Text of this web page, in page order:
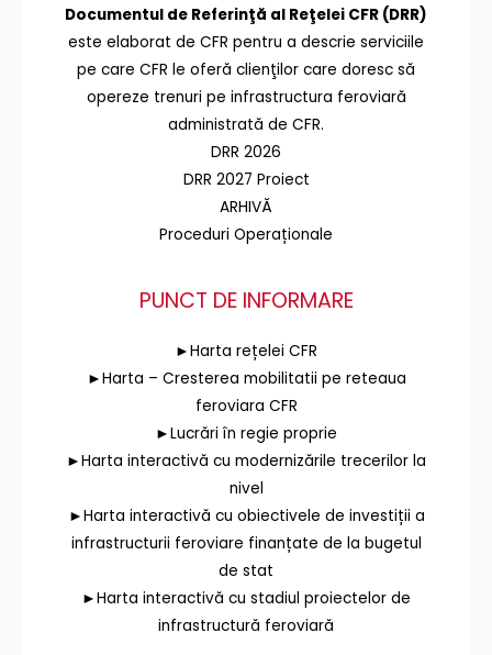
Documentul de Referinţă al Reţelei CFR (DRR)
este elaborat de CFR pentru a descrie serviciile
pe care CFR le oferă clienţilor care doresc să
opereze trenuri pe infrastructura feroviară
administrată de CFR.
DRR 2026
DRR 2027 Proiect
ARHIVĂ
Proceduri Operaționale
PUNCT DE INFORMARE
►Harta rețelei CFR
►Harta – Cresterea mobilitatii pe reteaua
feroviara CFR
►Lucrări în regie proprie
►Harta interactivă cu modernizările trecerilor la
nivel
►Harta interactivă cu obiectivele de investiții a
infrastructurii feroviare finanțate de la bugetul
de stat
►Harta interactivă cu stadiul proiectelor de
infrastructură feroviară